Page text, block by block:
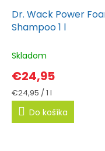
Dr. Wack Power
Shampoo 1 l
Skladom
€24,95
Jednotková
cena:
€24,95 / 1 l
Do košíka